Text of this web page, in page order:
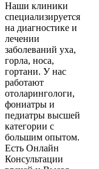
Наши клиники
специализируется
на диагностике и
лечении
заболеваний уха,
горла, носа,
гортани. У нас
работают
отоларингологи,
фониатры и
педиатры высшей
категории с
большим опытом.
Есть Онлайн
Консультации